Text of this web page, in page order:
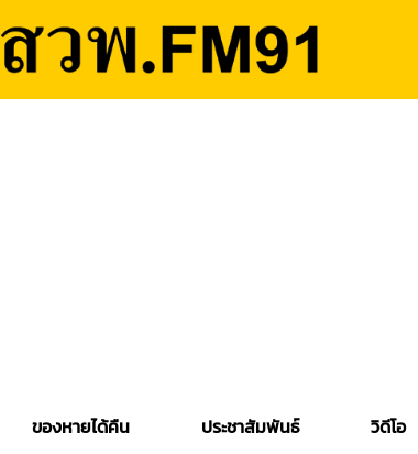
ของหายได้คืน ประชาสัมพันธ์ วิดีโอ